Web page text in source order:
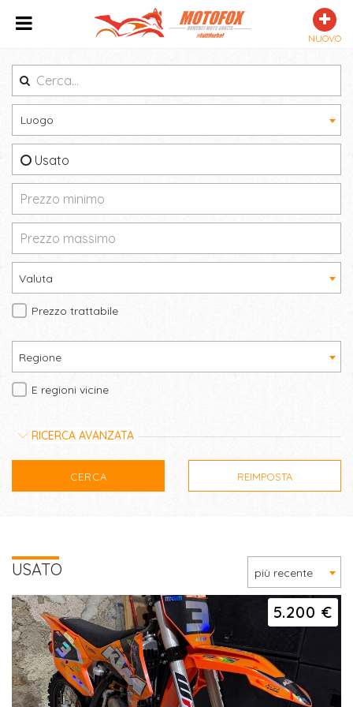
NUOVO
Luogo
Usato
Valuta
Prezzo trattabile
Regione
E regioni vicine
RICERCA AVANZATA
CERCA REIMPOSTA
USATO più recente
5.200 €